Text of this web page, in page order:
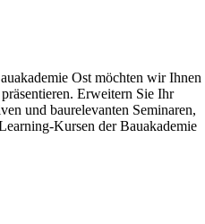
Ost möchten wir Ihnen
Erweitern Sie Ihr
und baurelevanten Seminaren,
Kursen der Bauakademie